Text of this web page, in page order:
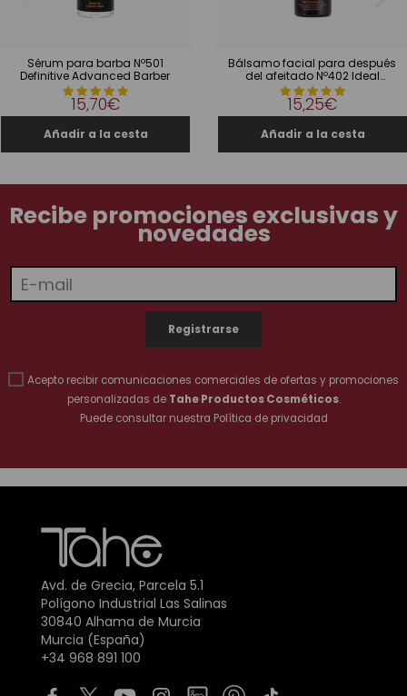
Sérum para barba Nº501
Definitive Advanced Barber
15,70€
Bálsamo facial para después
del afeitado Nº402 Ideal
Shave Advanced Barber
15,25€
Recibe promociones exclusivas y
novedades
Acepto recibir comunicaciones comerciales de ofertas y promociones
personalizadas de Tahe Productos Cosméticos.
Puede consultar nuestra Política de privacidad
Avd. de Grecia, Parcela 5.1
Polígono Industrial Las Salinas
30840 Alhama de Murcia
Murcia (España)
+34 968 891 100